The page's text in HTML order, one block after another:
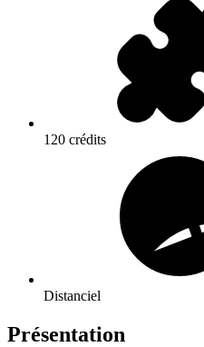
120 crédits
Distanciel
Présentation